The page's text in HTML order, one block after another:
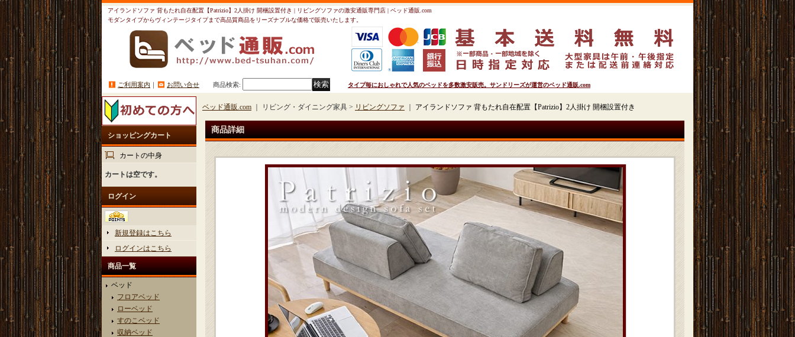
アイランドソファ 背もたれ自在配置【Patrizio】2人掛け 開梱設置付き | リビングソファの激安通販専門店 | ベッド通販.com
モダンタイプからヴィンテージタイプまで高品質商品をリーズナブルな価格で販売いたします。
タイプ毎におしゃれで人気のベッドを多数激安販売。サンドリーズが運営のベッド通販.com
ご利用案内 ｜ お問い合せ 商品検索:
ショッピングカート
カートの中身
カートは空です。
ログイン
新規登録はこちら
ログインはこちら
商品一覧
ベッド
フロアベッド
ローベッド
すのこベッド
収納ベッド
ベッド通販.com ｜ リビング・ダイニング家具 > リビングソファ アイランドソファ 背もたれ自在配置【Patrizio】2人掛け 開梱設置付き
商品詳細